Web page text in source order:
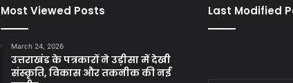
Most Viewed Posts
March 24, 2026
उत्तराखंड के पत्रकारों ने उड़ीसा में देखी
संस्कृति, विकास और तकनीक की नई
Last Modified